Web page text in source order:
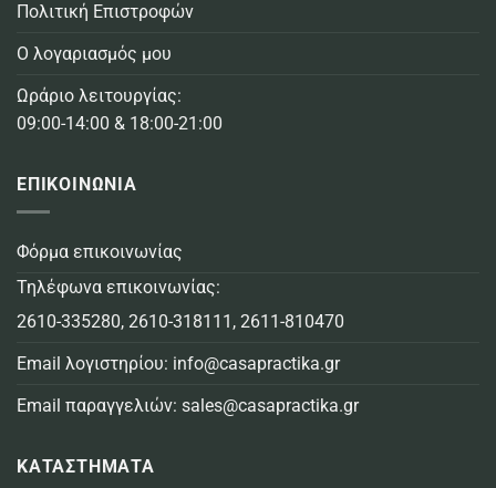
Πολιτική Επιστροφών
Ο λογαριασμός μου
Ωράριο λειτουργίας:
09:00-14:00 & 18:00-21:00
ΕΠΙΚΟΙΝΩΝΙΑ
Φόρμα επικοινωνίας
Τηλέφωνα επικοινωνίας:
2610-335280, 2610-318111 , 2611-810470
Email λογιστηρίου: info@casapractika.gr
Email παραγγελιών: sales@casapractika.gr
ΚΑΤΑΣΤΗΜΑΤΑ